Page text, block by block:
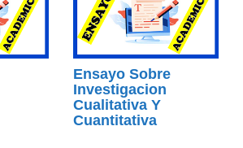
Ensayo Sobre
Investigacion
Cualitativa Y
Cuantitativa